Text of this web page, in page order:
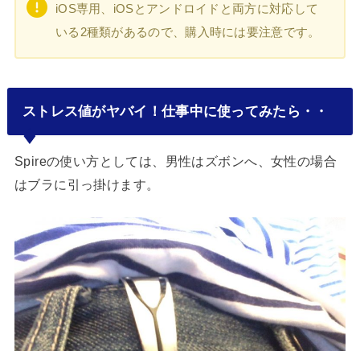
iOS専用、iOSとアンドロイドと両方に対応して
いる2種類があるので、購入時には要注意です。
ストレス値がヤバイ！仕事中に使ってみたら・・
Spireの使い方としては、男性はズボンへ、女性の場合
はブラに引っ掛けます。